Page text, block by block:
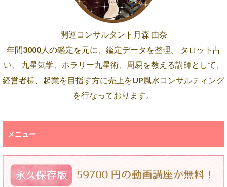
開運コンサルタント月森 由奈
年間3000人の鑑定を元に、鑑定データを整理。 タロット占
い、 九星気学、ホラリー九星術、周易を教える講師として、
経営者様、起業を目指す方に売上をUP風水コンサルティング
を行なっております。
メニュー